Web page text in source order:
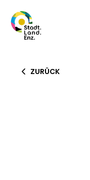
ZURÜCK